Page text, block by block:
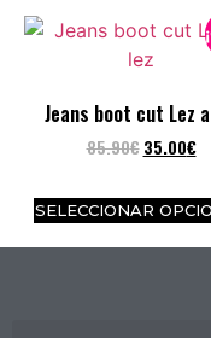
Jeans boot cut Lez
85.90€ 35.00€
SELECCIONAR